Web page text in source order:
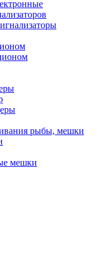
рыбы, мешки
мешки